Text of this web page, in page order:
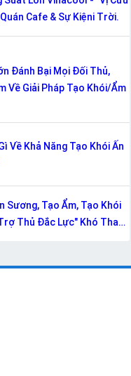
Cafe & Sự Kiệni Trời.
Đánh Bại Mọi Đối Thủ,
Về Giải Pháp Tạo Khói/Ẩm
Về Khả Năng Tạo Khói Ấn
Sương, Tạo Ẩm, Tạo Khói
Thủ Đắc Lực" Khó Thay